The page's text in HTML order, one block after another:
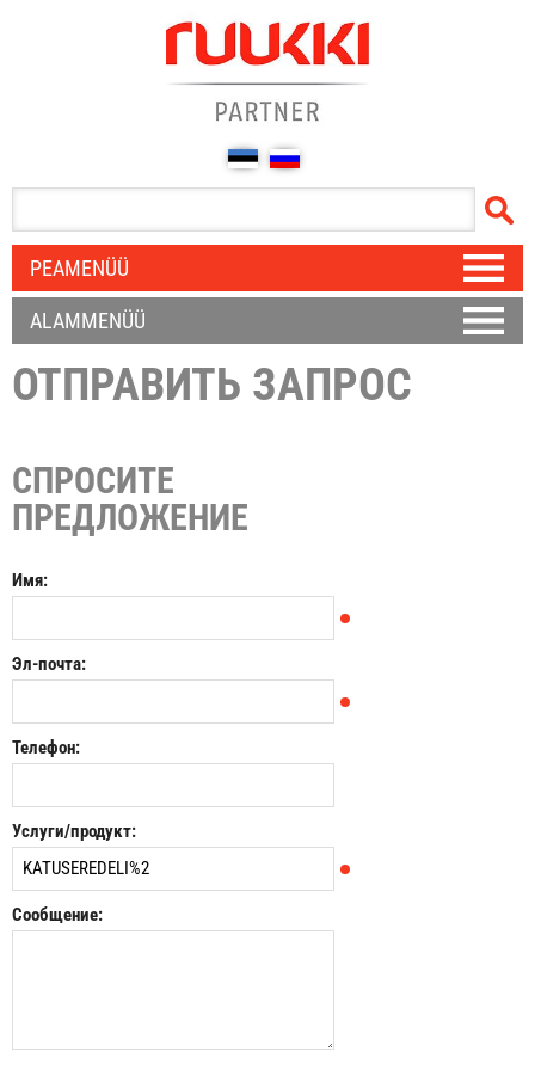
PEAMENÜÜ
ALAMMENÜÜ
ОТПРАВИТЬ ЗАПРОС
СПРОСИТЕ
ПРЕДЛОЖЕНИЕ
Имя:
Эл-почта:
Телефон:
Услуги/продукт:
Сообщение: